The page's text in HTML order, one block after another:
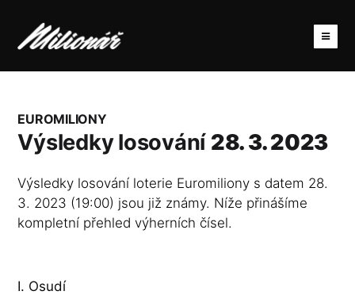
EUROMILIONY
Výsledky losování 28. 3. 2023
Výsledky losování loterie Euromiliony s datem 28.
3. 2023 (19:00) jsou již známy. Níže přinášíme
kompletní přehled výherních čísel.
I. Osudí